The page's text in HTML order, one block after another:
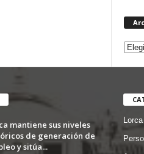
mantiene sus niveles
de generación de
y sitúa...
Lorca